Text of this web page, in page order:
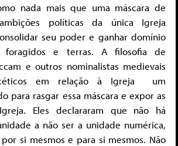
nada mais que uma máscara de
políticas da única Igreja
seu poder e ganhar domínio
foragidos e terras. A filosofia de
e outros nominalistas medievais
em relação à Igreja um
para rasgar essa máscara e expor as
Eles declararam que não há
a não ser a unidade numérica,
si mesmos e para si mesmos. Não